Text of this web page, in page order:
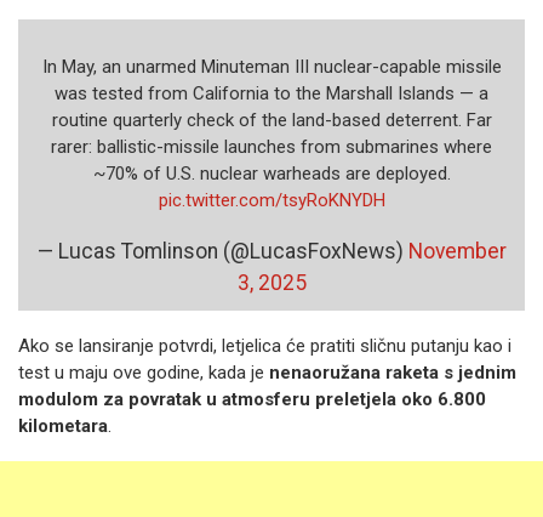
In May, an unarmed Minuteman III nuclear-capable missile
was tested from California to the Marshall Islands — a
routine quarterly check of the land-based deterrent. Far
rarer: ballistic-missile launches from submarines where
~70% of U.S. nuclear warheads are deployed.
pic.twitter.com/tsyRoKNYDH
— Lucas Tomlinson (@LucasFoxNews) November
3, 2025
Ako se lansiranje potvrdi, letjelica će pratiti sličnu putanju kao i
test u maju ove godine, kada je nenaoružana raketa s jednim
modulom za povratak u atmosferu preletjela oko 6.800
kilometara.